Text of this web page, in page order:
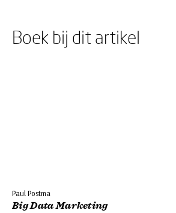
Boek bij dit artikel
Paul Postma
Big Data Marketing